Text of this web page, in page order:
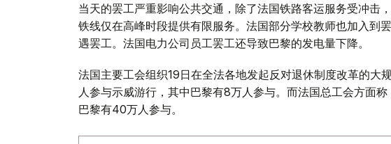
当天的罢工严重影响公共交通，除了法国铁路客运服务受冲击
铁线仅在高峰时段提供有限服务。法国部分学校教师也加入到
遇罢工。法国电力公司员工罢工还导致巴黎的发电量下降。
法国主要工会组织19日在全法各地发起反对退休制度改革的大
人参与示威游行，其中巴黎有8万人参与。而法国总工会方面
巴黎有40万人参与。